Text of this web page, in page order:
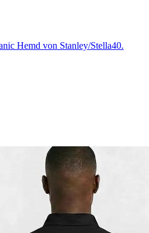
Hemd von Stanley/Stella40.